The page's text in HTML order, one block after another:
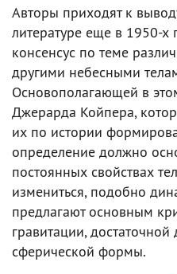
Авторы приходят к
литературе еще в 1950-х
консенсус по теме
другими небесными
Основополагающей в
Джерарда Койпера,
их по истории
определение должно
постоянных свойствах
измениться, подобно
предлагают основным
гравитации,
сферической формы.